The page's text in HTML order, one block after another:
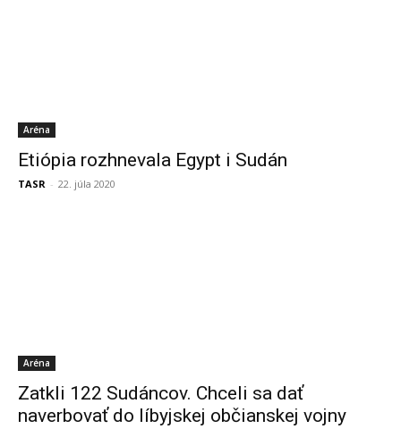
Aréna
Etiópia rozhnevala Egypt i Sudán
TASR - 22. júla 2020
Aréna
Zatkli 122 Sudáncov. Chceli sa dať
naverbovať do líbyjskej občianskej vojny